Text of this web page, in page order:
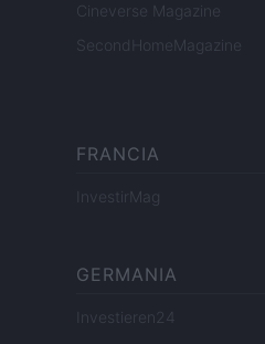
Cineverse Magazine
SecondHomeMagazine
FRANCIA
InvestirMag
GERMANIA
Investieren24